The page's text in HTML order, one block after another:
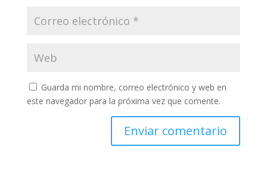
Guarda mi nombre, correo electrónico y web en
este navegador para la próxima vez que comente.